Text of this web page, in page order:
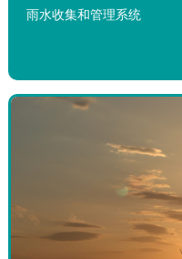
雨水收集和管理系统